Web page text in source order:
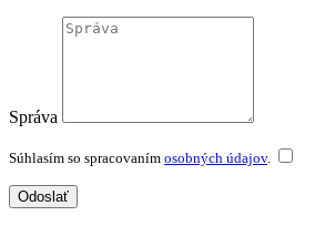
Správa
Súhlasím so spracovaním osobných údajov.
Odoslať